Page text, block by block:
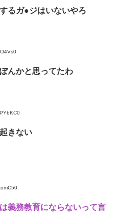
るガ●ジはいないやろ
んかと思ってたわ
きない
義務教育にならないって言